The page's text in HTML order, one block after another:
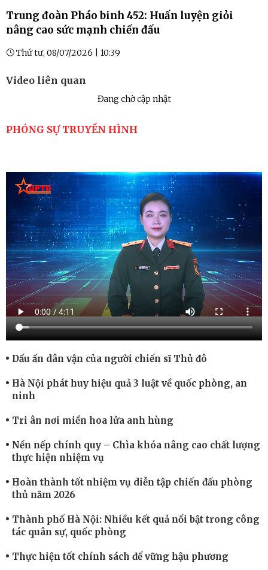
Trung đoàn Pháo binh 452: Huấn luyện giỏi
nâng cao sức mạnh chiến đấu
Thứ tư, 08/07/2026 | 10:39
Video liên quan
Đang chờ cập nhật
PHÓNG SỰ TRUYỀN HÌNH
Dấu ấn dân vận của người chiến sĩ Thủ đô
Hà Nội phát huy hiệu quả 3 luật về quốc phòng, an
ninh
Tri ân nơi miền hoa lửa anh hùng
Nền nếp chính quy – Chìa khóa nâng cao chất lượng
thực hiện nhiệm vụ
Hoàn thành tốt nhiệm vụ diễn tập chiến đấu phòng
thủ năm 2026
Thành phố Hà Nội: Nhiều kết quả nổi bật trong công
tác quân sự, quốc phòng
Thực hiện tốt chính sách để vững hậu phương